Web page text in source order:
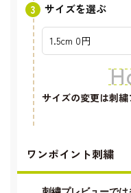
サイズを選ぶ
サイズの変更は刺繍
ワンポイント刺繍